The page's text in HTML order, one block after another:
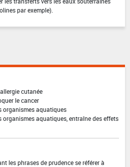
par exemple).
cutanée
le cancer
organismes aquatiques
organismes aquatiques, entraîne des effets
les phrases de prudence se référer à